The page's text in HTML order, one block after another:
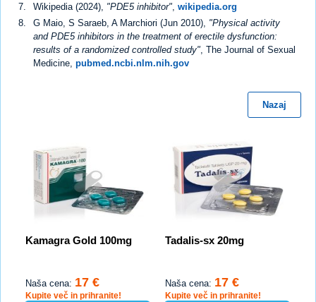
Wikipedia (2024), "PDE5 inhibitor" wikipedia.org
G Maio, S Saraeb, A Marchiori (Jun 2010), "Physical activity
and PDE5 inhibitors in the treatment of erectile dysfunction:
results of a randomized controlled study" , The Journal of Sexual
Medicine, pubmed.ncbi.nlm.nih.gov
Nazaj
Kamagra Gold 100mg
Naša cena: 17 €
Kupite več in prihranite!
Tadalis-sx 20mg
Naša cena: 17 €
Kupite več in prihranite!